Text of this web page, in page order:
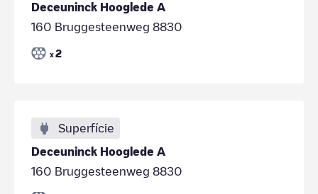
Deceuninck Hooglede A
160 Bruggesteenweg 8830
x 2
Superfície
Deceuninck Hooglede A
160 Bruggesteenweg 8830